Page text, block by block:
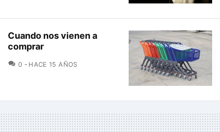
Cuando nos vienen a
comprar
0 COMENTARIOS
HACE 15 AÑOS